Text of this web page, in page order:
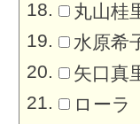
丸山桂
水原希
矢口真
ローラ